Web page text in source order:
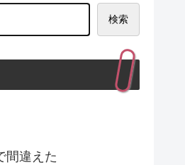
検索
間違えた